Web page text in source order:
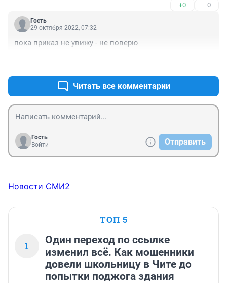
+0 –0
Гость
29 октября 2022, 07:32
пока приказ не увижу - не поверю
Читать все комментарии
Гость
Войти
Отправить
Новости СМИ2
ТОП 5
1
Один переход по ссылке
изменил всё. Как мошенники
довели школьницу в Чите до
попытки поджога здания